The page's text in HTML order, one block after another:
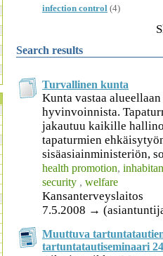
infection control (4)
Search results
Turvallinen kunta
Kunta vastaa
hyvinvoinnista.
jakautuu kaikille
tapaturmien
sisäasiainministeriön,
health promotion,
security , welfare
Kansanterveyslaitos
7.5.2008 →
Muuttuva
tartuntatautiseminaari